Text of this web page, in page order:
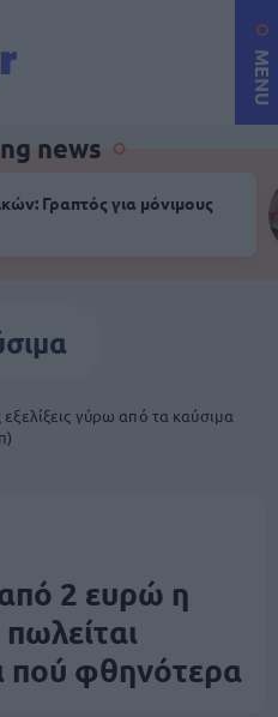
MENU
news
Γραπτός για μόνιμους
γύρω από τα καύσιμα
2 ευρώ η
πού φθηνότερα